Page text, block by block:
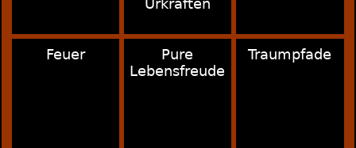
Feuer
Pure
Lebensfreude
Traumpfade